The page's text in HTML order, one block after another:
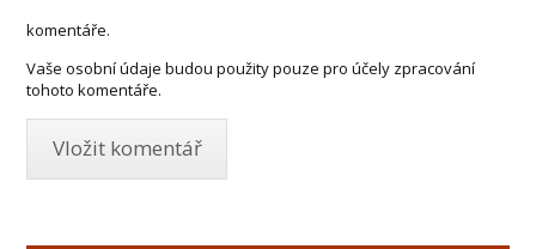
komentáře.
Vaše osobní údaje budou použity pouze pro účely zpracování
tohoto komentáře.